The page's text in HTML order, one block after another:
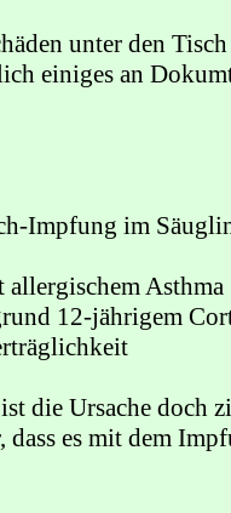
unter den Tisch
einiges an
Impfung im
Asthma
12-jährigem
die Ursache doch
es mit dem